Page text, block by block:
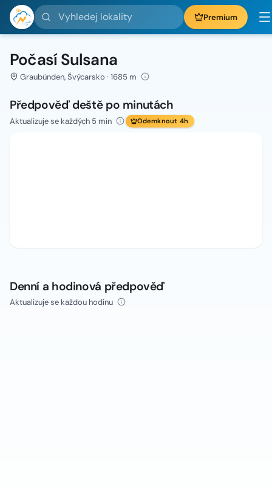
Vyhledej lokality Premium
Počasí Sulsana
Graubünden, Švýcarsko · 1685 m
Předpověď deště po minutách
Aktualizuje se každých 5 min Odemknout 4h
Denní a hodinová předpověď
Aktualizuje se každou hodinu